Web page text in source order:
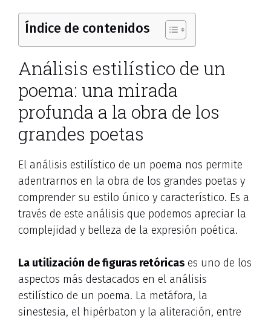
Índice de contenidos
Análisis estilístico de un
poema: una mirada
profunda a la obra de los
grandes poetas
El análisis estilístico de un poema nos permite
adentrarnos en la obra de los grandes poetas y
comprender su estilo único y característico. Es a
través de este análisis que podemos apreciar la
complejidad y belleza de la expresión poética.
La utilización de figuras retóricas es uno de los
aspectos más destacados en el análisis
estilístico de un poema. La metáfora, la
sinestesia, el hipérbaton y la aliteración, entre